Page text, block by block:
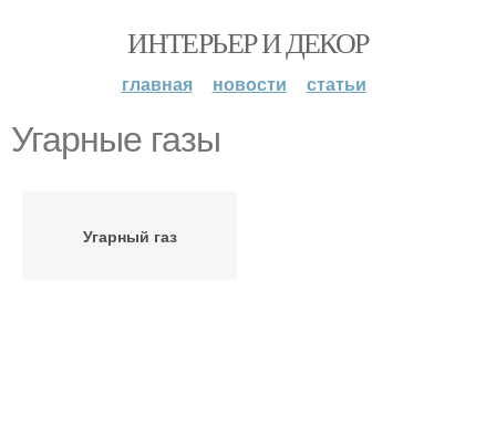
ИНТЕРЬЕР И ДЕКОР
главная новости статьи
Угарные газы
Угарный газ